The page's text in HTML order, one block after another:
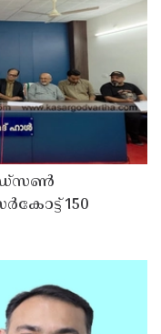
150